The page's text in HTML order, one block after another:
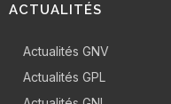
ACTUALITÉS
Actualités GNV
Actualités GPL